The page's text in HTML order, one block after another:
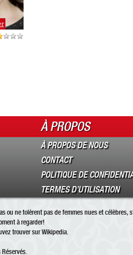
À PROPOS
À PROPOS DE NOUS
CONTACT
POLITIQUE DE
TERMES D’UTILISATION
ou ne tolèrent pas de femmes nues et célèbres,
à regarder!
trouver sur Wikipedia.